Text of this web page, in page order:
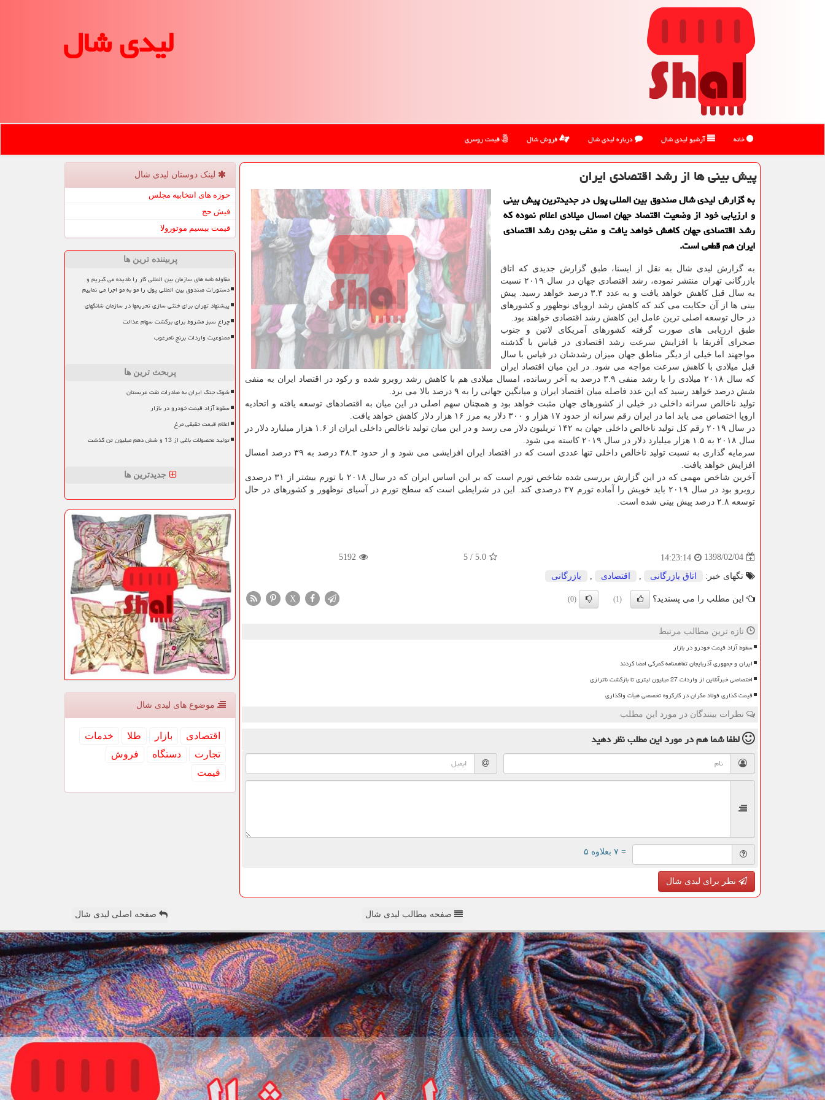
لیدی شال
خانه آرشیو لیدی شال درباره لیدی شال فروش شال قیمت روسری
پیش بینی ها از رشد اقتصادی ایران
به گزارش لیدی شال صندوق بین المللی پول در جدیدترین پیش بینی
و ارزیابی خود از وضعیت اقتصاد جهان امسال میلادی اعلام نموده كه
رشد اقتصادی جهان كاهش خواهد یافت و منفی بودن رشد اقتصادی
ایران هم قطعی است.
به گزارش لیدی شال به نقل از ایسنا، طبق گزارش جدیدی كه اتاق
بازرگانی تهران منتشر نموده، رشد اقتصادی جهان در سال ۲۰۱۹ نسبت
به سال قبل كاهش خواهد یافت و به عدد ۳.۳ درصد خواهد رسید. پیش
بینی ها از آن حكایت می كند كه كاهش رشد اروپای نوظهور و كشورهای
در حال توسعه اصلی ترین عامل این كاهش رشد اقتصادی خواهند بود.
طبق ارزیابی های صورت گرفته كشورهای آمریكای لاتین و جنوب
صحرای آفریقا با افزایش سرعت رشد اقتصادی در قیاس با گذشته
مواجهند اما خیلی از دیگر مناطق جهان میزان رشدشان در قیاس با سال
قبل میلادی با كاهش سرعت مواجه می شود. در این میان اقتصاد ایران
كه سال ۲۰۱۸ میلادی را با رشد منفی ۳.۹ درصد به آخر رسانده، امسال میلادی هم با كاهش رشد روبرو شده و ركود در اقتصاد ایران به منفی
شش درصد خواهد رسید كه این عدد فاصله میان اقتصاد ایران و میانگین جهانی را به ۹ درصد بالا می برد.
تولید ناخالص سرانه داخلی در خیلی از كشورهای جهان مثبت خواهد بود و همچنان سهم اصلی در این میان به اقتصادهای توسعه یافته و اتحادیه
اروپا اختصاص می یابد اما در ایران رقم سرانه از حدود ۱۷ هزار و ۳۰۰ دلار به مرز ۱۶ هزار دلار كاهش خواهد یافت.
در سال ۲۰۱۹ رقم كل تولید ناخالص داخلی جهان به ۱۴۲ تریلیون دلار می رسد و در این میان تولید ناخالص داخلی ایران از ۱.۶ هزار میلیارد دلار در
سال ۲۰۱۸ به ۱.۵ هزار میلیارد دلار در سال ۲۰۱۹ كاسته می شود.
سرمایه گذاری به نسبت تولید ناخالص داخلی تنها عددی است كه در اقتصاد ایران افزایشی می شود و از حدود ۳۸.۳ درصد به ۳۹ درصد امسال
افزایش خواهد یافت.
آخرین شاخص مهمی كه در این گزارش بررسی شده شاخص تورم است كه بر این اساس ایران كه در سال ۲۰۱۸ با تورم بیشتر از ۳۱ درصدی
روبرو بود در سال ۲۰۱۹ باید خویش را آماده تورم ۳۷ درصدی كند. این در شرایطی است كه سطح تورم در آسیای نوظهور و كشورهای در حال
توسعه ۲.۸ درصد پیش بینی شده است.
1398/02/04
14:23:14
5.0
/
5
5192
تگهای خبر: اتاق بازرگانی اقتصادی بازرگانی
این مطلب را می پسندید؟ (1)
(0)
X
تازه ترین مطالب مرتبط
سقوط آزاد قیمت خودرو در بازار
ایران و جمهوری آذربایجان تفاهمنامه گمرکی امضا کردند
اختصاصی خبرآنلاین از واردات 27 میلیون لیتری تا بازگشت ناترازی
قیمت گذاری فولاد مکران در کارگروه تخصصی هیأت واگذاری
نظرات بینندگان در مورد این مطلب
لطفا شما همدر مورد این مطلبنظر دهید
= ۷ بعلاوه ۵
نظر برای لیدی شال
لینک دوستان لیدی شال
حوزه های انتخابیه مجلس
فیش حج
قیمت بیسیم موتورولا
پربیننده ترین ها
مقاوله نامه های سازمان بین المللی کار را نادیده می گیریم و
دستورات صندوق بین المللی پول را مو به مو اجرا می نماییم
پیشنهاد تهران برای خنثی سازی تحریمها در سازمان شانگهای
چراغ سبز مشروط برای برگشت سهام عدالت
ممنوعیت واردات برنج نامرغوب
پربحث ترین ها
شوک جنگ ایران به صادرات نفت عربستان
سقوط آزاد قیمت خودرو در بازار
اعلام قیمت حقیقی مرغ
تولید محصولات باغی از 13 و شش دهم میلیون تن گذشت
جدیدترین ها
موضوع های لیدی شال
اقتصادی بازار طلا
خدمات
تجارت
دستگاه
فروش
قیمت
صفحه مطالب لیدی شال صفحه اصلی لیدی شال